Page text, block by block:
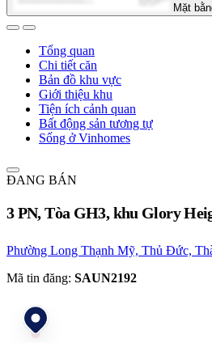
Mặt
Tổng quan
Chi tiết căn
Bản đồ khu vực
Giới thiệu khu
Tiện ích cảnh quan
Bất động sản tương tự
Sống ở Vinhomes
ĐANG BÁN
3 PN, Tòa GH3, khu Glory
Phường Long Thạnh Mỹ, Thủ Đức,
Mã tin đăng: SAUN2192